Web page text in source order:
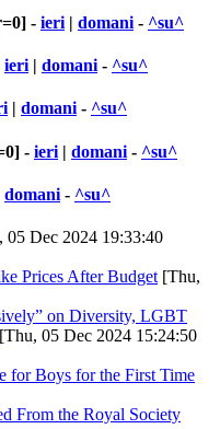
- ieri | domani - ^su^
ieri | domani - ^su^
| domani- ^su^
- ieri | domani - ^su^
domani - ^su^
05 Dec 2024 19:33:40
Prices After Budget [Thu,
on Diversity, LGBT
[Thu, 05 Dec 2024 15:24:50
for Boys for the First Time
From the Royal Society